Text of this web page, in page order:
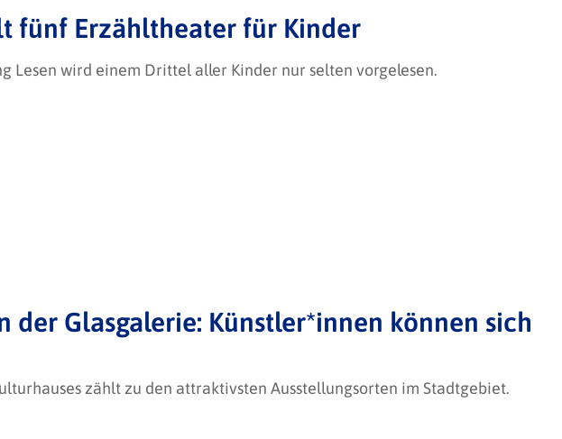
fünf Erzähltheater für Kinder
Lesen wird einem Drittel aller Kinder nur selten vorgelesen.
der Glasgalerie: Künstler*innen können sich
zählt zu den attraktivsten Ausstellungsorten im Stadtgebiet.